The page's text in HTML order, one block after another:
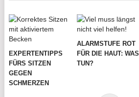
EXPERTENTIPPS
FÜRS SITZEN
GEGEN
SCHMERZEN
ALARMSTUFE ROT
FÜR DIE HAUT: WAS
TUN?